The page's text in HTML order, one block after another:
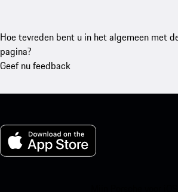
Hoe tevreden bent u in het algemeen met
pagina?
Geef nu feedback